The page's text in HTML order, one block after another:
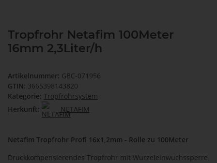
Tropfrohr Netafim 100Meter
16mm 2,3Liter/h
Artikelnummer: GBC-071956
GTIN: 3665398143820
Kategorie: Tropfrohrsystem
Herkunft:
NETAFIM
Netafim Tropfrohr Profi 16x1,2mm - Rolle zu 100Meter
Druckkompensierendes Tropfrohr mit Wurzeleinwuchssperre